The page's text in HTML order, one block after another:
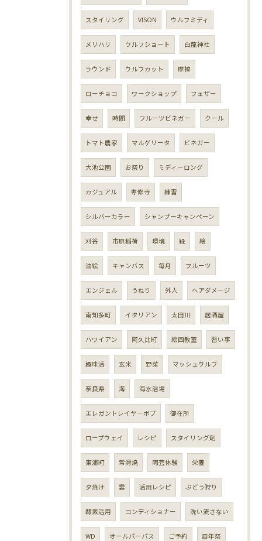
スタイリング VISON ウルフミディ
メリハリ ウルフショート 白龍神社
ラウンド ウルフカット 摩擦
ローチョコ ワークショップ フェザー
幸せ 時間 フルーツビネガー クール
トマト農家 マルゲリータ ビネガー
大池公園 お祭り ミディーロング
カジュアル 専修寺 練習
シルバーカラー シャンプーキャンペーン
刈谷 市原稲荷 環境 緑 絵
油絵 キャンバス 毎月 フルーツ
エンジェル うねり 外人 ヘアダメージ
南知多町 イタリアン 太田川 居酒屋
ハワイアン 阿久比町 絵画教室 習い事
趣味活 玄米 野菜 マッシュウルフ
奈良県 海 海水浴場
エレガントレイヤーボブ 御在所
ロープウェイ レシピ スタイリング剤
東浦町 常滑焼 陶芸体験 栄養
夕焼け 雲 活用レシピ ぶどう狩り
酵素活用 コンディショナー 洗い流さない
WD オールパーパス ご予約 周年祭